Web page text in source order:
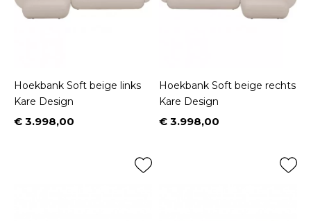
Hoekbank Soft beige links
Kare Design
Prijs
€ 3.998,00
Hoekbank Soft beige rechts
Kare Design
Prijs
€ 3.998,00